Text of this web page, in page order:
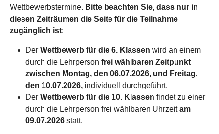
Wettbewerbstermine. Bitte beachten Sie, dass nur in
diesen Zeiträumen die Seite für die Teilnahme
zugänglich ist:
Der Wettbewerb für die 6. Klassen wird an einem
durch die Lehrperson frei wählbaren Zeitpunkt
zwischen Montag, den 06.07.2026, und Freitag,
den 10.07.2026, individuell durchgeführt.
Der Wettbewerb für die 10. Klassen findet zu einer
durch die Lehrperson frei wählbaren Uhrzeitam
09.07.2026 statt.